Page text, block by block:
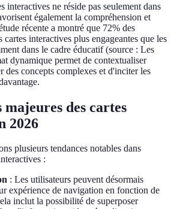
interactives ne réside pas seulement dans
également la compréhension et
récente a montré que 72% des
interactives plus engageantes que les
dans le cadre éducatif (source : Les
dynamique permet de contextualiser
concepts complexes et d'inciter les
majeures des cartes
2026
plusieurs tendances notables dans
:
: Les utilisateurs peuvent désormais
expérience de navigation en fonction de
inclut la possibilité de superposer